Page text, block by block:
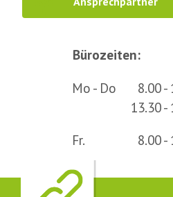
Bürozeiten:
Mo - Do
8.00 -
13.30 -
Fr.
8.00 -